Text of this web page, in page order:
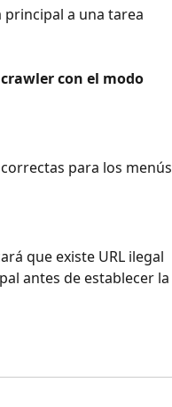
a una tarea
con el modo
para los menús
que existe URL ilegal
antes de establecer la